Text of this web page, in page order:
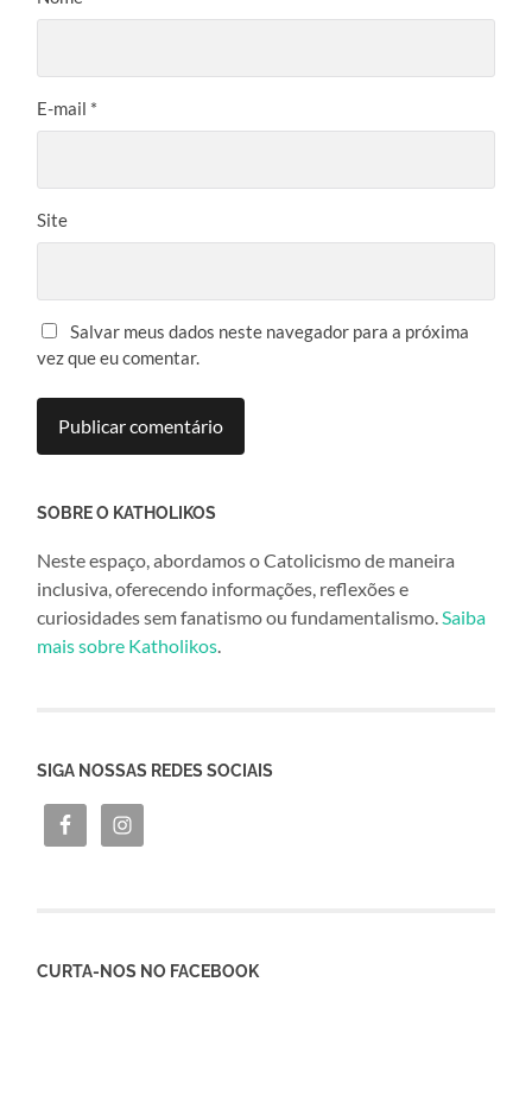
E-mail *
Site
Salvar meus dados neste navegador para a próxima
vez que eu comentar.
SOBRE O KATHOLIKOS
Neste espaço, abordamos o Catolicismo de maneira
inclusiva, oferecendo informações, reflexões e
curiosidades sem fanatismo ou fundamentalismo. Saiba
mais sobre Katholikos
SIGA NOSSAS REDES SOCIAIS
CURTA-NOS NO FACEBOOK